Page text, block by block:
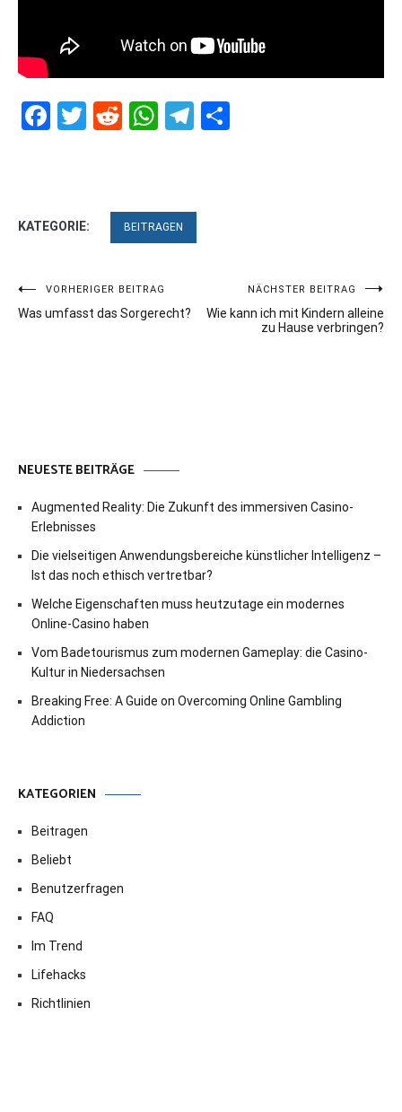
Facebook
Twitter
RedditWhatsApp
Telegram
KATEGORIE: BEITRAGEN
Beitragsnavigation
VORHERIGER BEITRAG
Was umfasst das Sorgerecht?
NÄCHSTER BEITRAG
Wie kann ich mit Kindern alleine
zu Hause verbringen?
NEUESTE BEITRÄGE
Augmented Reality: Die Zukunft des immersiven Casino-
Erlebnisses
Die vielseitigen Anwendungsbereiche künstlicher Intelligenz –
Ist das noch ethisch vertretbar?
Welche Eigenschaften muss heutzutage ein modernes
Online-Casino haben
Vom Badetourismus zum modernen Gameplay: die Casino-
Kultur in Niedersachsen
Breaking Free: A Guide on Overcoming Online Gambling
Addiction
KATEGORIEN
Beitragen
Beliebt
Benutzerfragen
FAQ
Im Trend
Lifehacks
Richtlinien